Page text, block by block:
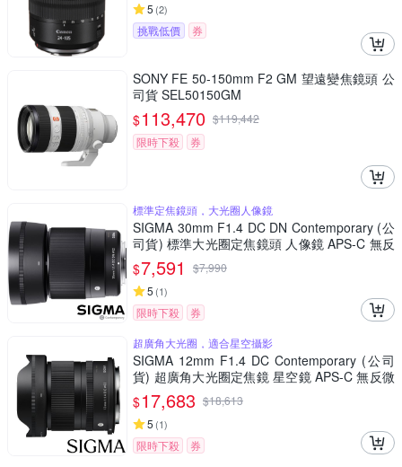
5 (2)
挑戰低價 券
SONY FE 50-150mm F2 GM 望遠變焦鏡頭 公
司貨 SEL50150GM
$113,470 $119,442
限時下殺
券
標準定焦鏡頭，大光圈人像鏡
SIGMA 30mm F1.4 DC DN Contemporary (公
司貨) 標準大光圈定焦鏡頭 人像鏡 APS-C 無反
微單眼專用鏡頭
$7,591 $7,990
5 (1)
限時下殺
券
超廣角大光圈，適合星空攝影
SIGMA 12mm F1.4 DC Contemporary (公司
貨) 超廣角大光圈定焦鏡 星空鏡 APS-C 無反微
單眼專用鏡頭
$17,683 $18,613
5 (1)
限時下殺 券